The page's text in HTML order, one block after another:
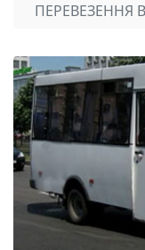
ПЕРЕВЕЗЕННЯ